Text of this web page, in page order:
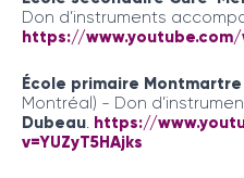
Don d’instruments
https://www.youtube.com/
École primaire Montmartre
Montréal) - Don
Dubeau. https://
v=YUZyT5HAjks